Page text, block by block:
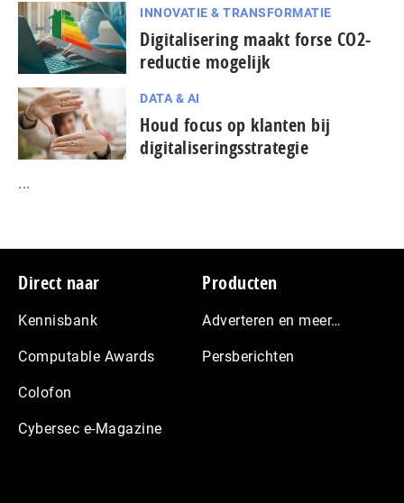
INNOVATIE & TRANSFORMATIE
Digitalisering maakt forse CO2-
reductie mogelijk
DATA & AI
Houd focus op klanten bij
digitaliseringsstrategie
...
Footer
Direct naar
Kennisbank
Computable Awards
Colofon
Cybersec e-Magazine
Producten
Adverteren en meer…
Persberichten